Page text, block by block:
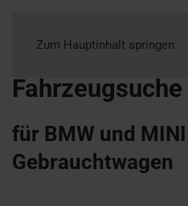
Zum Hauptinhalt springen
Fahrzeugsuche
für BMW und
Gebrauchtwagen